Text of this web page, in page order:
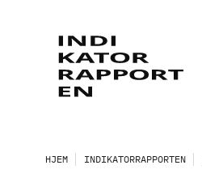
HJEM INDIKATORRAPPORTEN